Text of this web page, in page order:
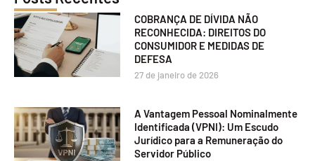
COBRANÇA DE DÍVIDA NÃO
RECONHECIDA: DIREITOS DO
CONSUMIDOR E MEDIDAS DE
DEFESA
27 de janeiro de 2026
A Vantagem Pessoal Nominalmente
Identificada (VPNI): Um Escudo
Jurídico para a Remuneração do
Servidor Público